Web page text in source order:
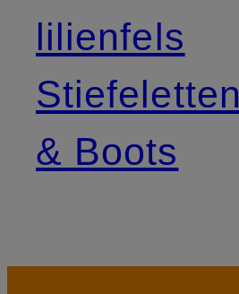
lilienfels
Stiefeletten
& Boots